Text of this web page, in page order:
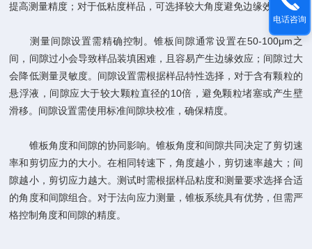
提高测量精度；对于低粘度样品，可选择较大角度避免边缘效应。
测量间隙设置需精确控制。锥板间隙通常设置在50-100μm之
间，间隙过小会导致样品装填困难，且容易产生边缘效应；间隙过大
会降低测量灵敏度。间隙设置需根据样品特性选择，对于含有颗粒的
悬浮液，间隙应大于较大颗粒直径的10倍，避免颗粒堵塞或产生壁
滑移。间隙设置需使用标准间隙块校准，确保精度。
锥板角度和间隙的协同影响。锥板角度和间隙共同决定了剪切速
率和剪切应力的大小。在相同转速下，角度越小，剪切速率越大；间
隙越小，剪切应力越大。测试时需根据样品粘度和测量要求选择合适
的角度和间隙组合。对于法向应力测量，锥板系统具有优势，但需严
格控制角度和间隙的精度。
电话咨询